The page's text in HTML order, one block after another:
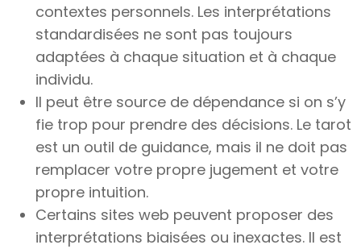
contextes personnels. Les interprétations
standardisées ne sont pas toujours
adaptées à chaque situation et à chaque
individu.
Il peut être source de dépendance si on s’y
fie trop pour prendre des décisions. Le tarot
est un outil de guidance, mais il ne doit pas
remplacer votre propre jugement et votre
propre intuition.
Certains sites web peuvent proposer des
interprétations biaisées ou inexactes. Il est